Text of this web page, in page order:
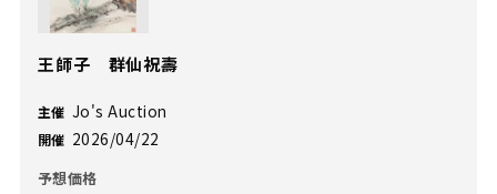
王師子 群仙祝壽
主催 Jo's Auction
開催 2026/04/22
予想価格